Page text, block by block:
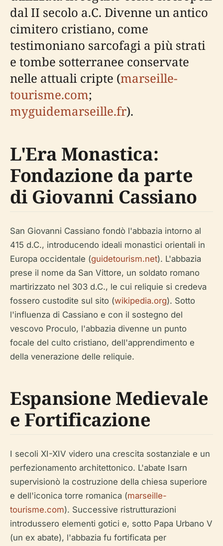
dal II secolo a.C. Divenne un antico
cimitero cristiano, come
testimoniano sarcofagi a più strati
e tombe sotterranee conservate
nelle attuali cripte (marseille-
tourisme.com;
myguidemarseille.fr).
L'Era Monastica:
Fondazione da parte
di Giovanni Cassiano
San Giovanni Cassiano fondò l'abbazia intorno al
415 d.C., introducendo ideali monastici orientali in
Europa occidentale (guidetourism.net). L'abbazia
prese il nome da San Vittore, un soldato romano
martirizzato nel 303 d.C., le cui reliquie si credeva
fossero custodite sul sito (wikipedia.org). Sotto
l'influenza di Cassiano e con il sostegno del
vescovo Proculo, l'abbazia divenne un punto
focale del culto cristiano, dell'apprendimento e
della venerazione delle reliquie.
Espansione Medievale
e Fortificazione
I secoli XI-XIV videro una crescita sostanziale e un
perfezionamento architettonico. L'abate Isarn
supervisionò la costruzione della chiesa superiore
e dell'iconica torre romanica (marseille-
tourisme.com). Successive ristrutturazioni
introdussero elementi gotici e, sotto Papa Urbano V
(un ex abate), l'abbazia fu fortificata per